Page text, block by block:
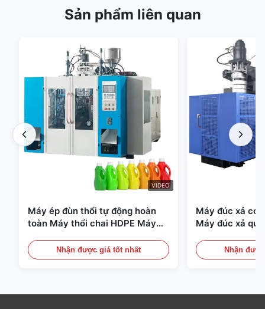
Sản phẩm liên quan
VIDEO
Máy ép đùn thổi tự động hoàn
toàn Máy thổi chai HDPE Máy
Nhận được giá tốt nhất
Máy đúc xả có
Máy đúc xả
Nhận